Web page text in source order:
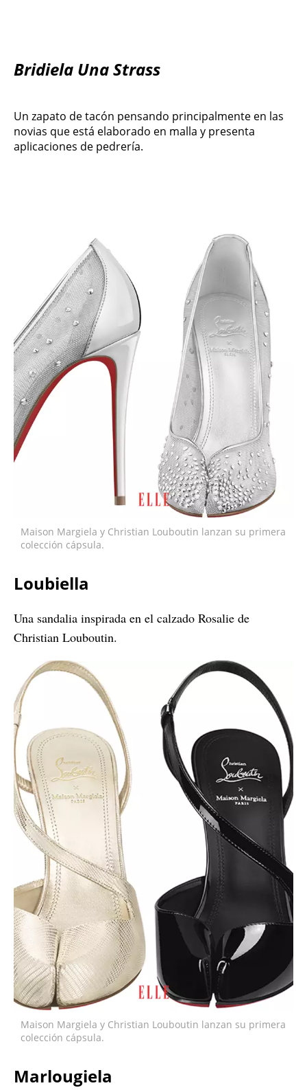
Bridiela Una Strass
Un zapato de tacón pensando principalmente en las
novias que está elaborado en malla y presenta
aplicaciones de pedrería.
Maison Margiela y Christian Louboutin lanzan su primera
colección cápsula.
Loubiella
Una sandalia inspirada en el calzado Rosalie de
Christian Louboutin.
Maison Margiela y Christian Louboutin lanzan su primera
colección cápsula.
Marlougiela